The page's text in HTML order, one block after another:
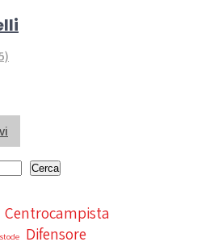
Cerca
Centrocampista
Difensore